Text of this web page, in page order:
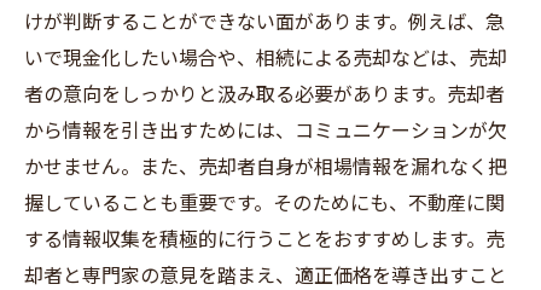
けが判断することができない面があります。例えば、急
いで現金化したい場合や、相続による売却などは、売却
者の意向をしっかりと汲み取る必要があります。売却者
から情報を引き出すためには、コミュニケーションが欠
かせません。また、売却者自身が相場情報を漏れなく把
握していることも重要です。そのためにも、不動産に関
する情報収集を積極的に行うことをおすすめします。売
却者と専門家の意見を踏まえ、適正価格を導き出すこと